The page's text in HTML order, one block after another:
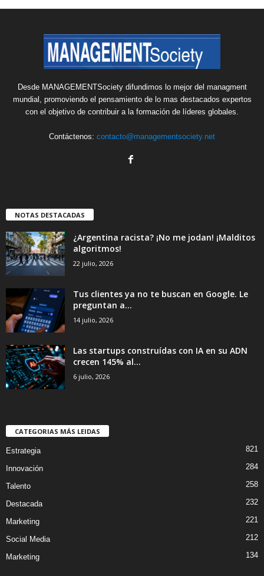
Desde MANAGEMENTSociety difundimos lo mejor del managment
mundial, promoviendo el pensamiento de lo mas destacados expertos
con el objetivo de contribuir a la formación de líderes globales.
Contáctenos: contacto@managementsociety.net
NOTAS DESTACADAS
¿Argentina racista? ¡No me jodan! ¡Malditos
algoritmos!
22 julio, 2026
Tus clientes ya no te buscan en Google. Le
preguntan a...
14 julio, 2026
Las startups construídas con IA en su ADN
crecen 145% al...
6 julio, 2026
CATEGORIAS MÁS LEIDAS
Estrategia 821
Innovación 284
Talento 258
Destacada 232
Marketing 221
Social Media 212
Marketing 134